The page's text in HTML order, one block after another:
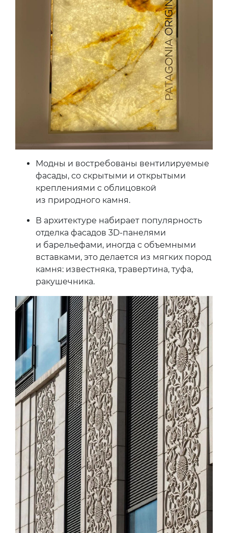
Модны и востребованы вентилируемые
фасады, со скрытыми и открытыми
креплениями с облицовкой
из природного камня.
В архитектуре набирает популярность
отделка фасадов 3D-панелями
и барельефами, иногда с объемными
вставками, это делается из мягких пород
камня: известняка, травертина, туфа,
ракушечника.